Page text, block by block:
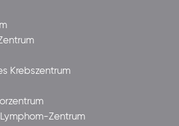
Krebszentrum
Zentrum